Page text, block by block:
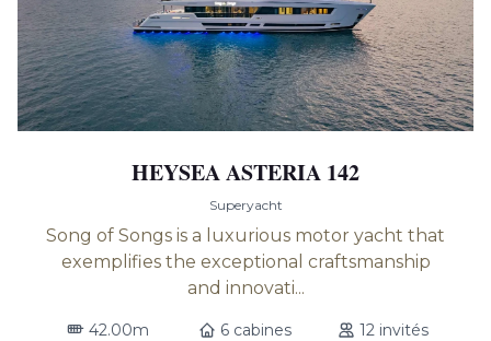
HEYSEA ASTERIA 142
Superyacht
Song of Songs is a luxurious motor yacht that
exemplifies the exceptional craftsmanship
and innovati...
42.00m 6 cabines
12 invités